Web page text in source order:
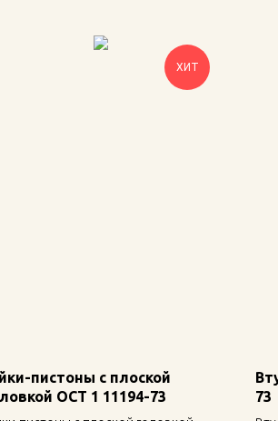
ХИТ
пистоны с плоской
ОСТ 1 11194-73
73